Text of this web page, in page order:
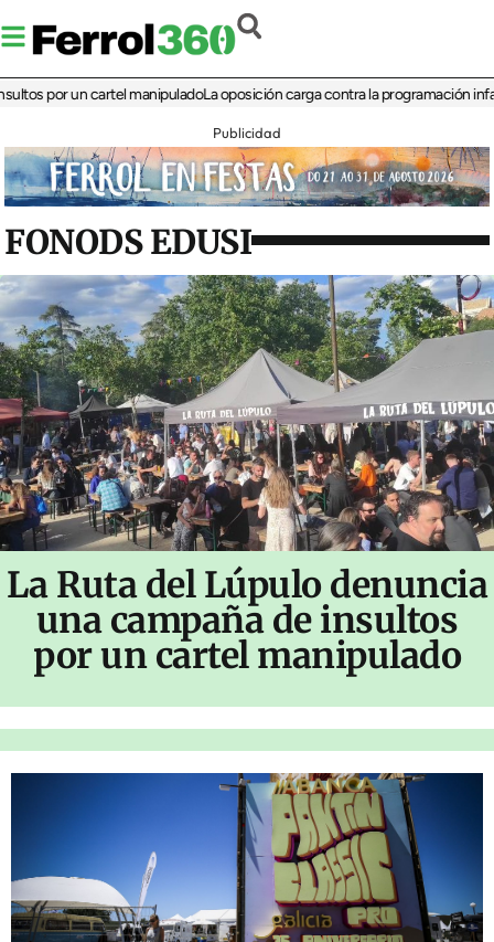
un cartel manipuladoLa oposición carga contra la programación infantil
Publicidad
FONODS EDUSI
La Ruta del Lúpulo denuncia
una campaña de insultos
por un cartel manipulado